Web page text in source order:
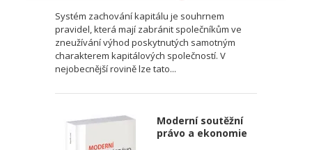
Systém zachování kapitálu je souhrnem
pravidel, která mají zabránit společníkům ve
zneužívání výhod poskytnutých samotným
charakterem kapitálových společností. V
nejobecnější rovině lze tato...
Moderní soutěžní
právo a ekonomie